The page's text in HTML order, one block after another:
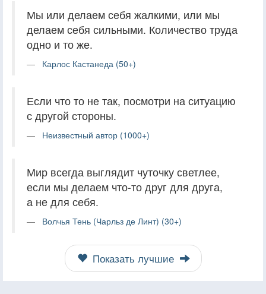
Мы или делаем себя жалкими, или мы
делаем себя сильными. Количество труда
одно и то же.
Карлос Кастанеда (50+)
Если что то не так, посмотри на ситуацию
с другой стороны.
Неизвестный автор (1000+)
Мир всегда выглядит чуточку светлее,
если мы делаем что-то друг для друга,
а не для себя.
Волчья Тень (Чарльз де Линт) (30+)
Показать лучшие